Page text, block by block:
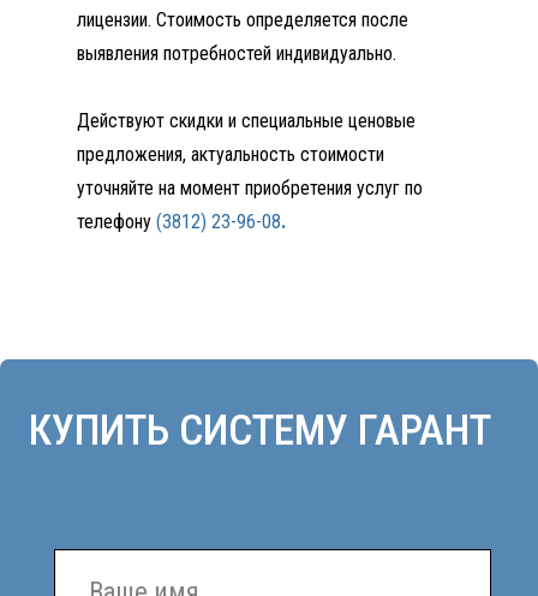
лицензии. Стоимость определяется после
выявления потребностей индивидуально.
Действуют скидки и специальные ценовые
предложения, актуальность стоимости
уточняйте на момент приобретения услуг по
телефону (3812) 23-96-08.
+7
данных в соответствии сПолитикой
конфиденциальности .